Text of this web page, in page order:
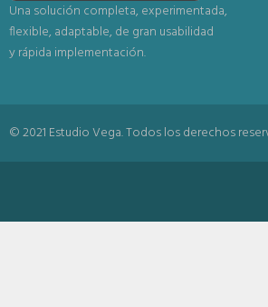
Una solución completa, experimentada,
flexible, adaptable, de gran usabilidad
y rápida implementación.
© 2021 Estudio Vega. Todos los derechos